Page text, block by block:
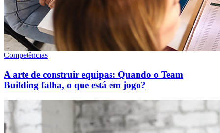
Competências
A arte de construir equipas: Quando o Team
Building falha, o que está em jogo?